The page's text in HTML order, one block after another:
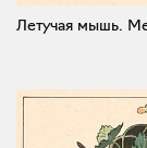
Летучая мышь.